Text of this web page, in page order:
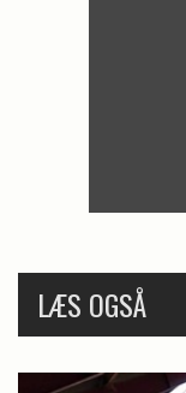
LÆS OGSÅ